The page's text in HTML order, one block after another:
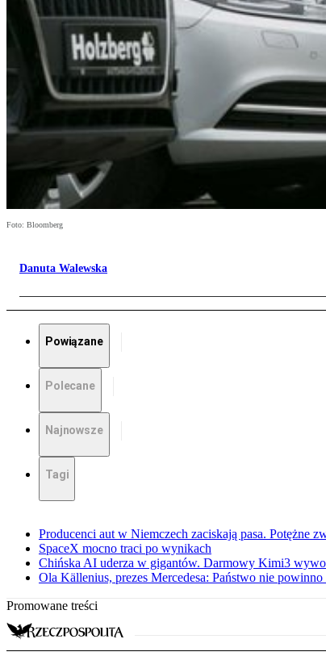
Foto: Bloomberg
Danuta Walewska
Powiązane
Polecane
Najnowsze
Tagi
Producenci aut w Niemczech zaciskają pasa. Potężne
SpaceX mocno traci po wynikach
Chińska AI uderza w gigantów. Darmowy Kimi3
Ola Källenius, prezes Mercedesa: Państwo nie
Promowane treści